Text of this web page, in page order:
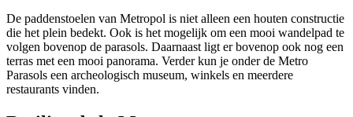
De paddenstoelen van Metropol is niet alleen een houten constructie
die het plein bedekt. Ook is het mogelijk om een mooi wandelpad te
volgen bovenop de parasols. Daarnaast ligt er bovenop ook nog een
terras met een mooi panorama. Verder kun je onder de Metro
Parasols een archeologisch museum, winkels en meerdere
restaurants vinden.